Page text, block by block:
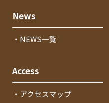
News
・NEWS一覧
Access
・アクセスマップ